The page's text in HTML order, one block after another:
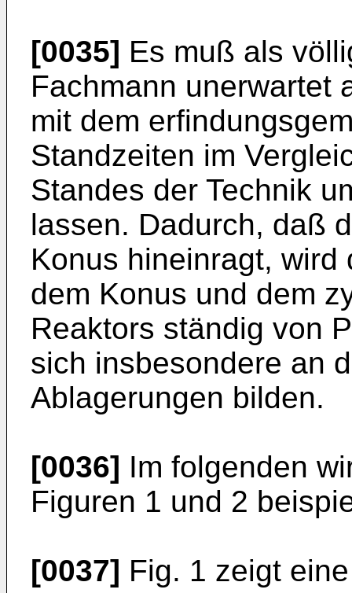
[0035] Es muß als
Fachmann unerwartet
mit dem
Standzeiten im
Standes der Technik
lassen. Dadurch, daß
Konus hineinragt,
dem Konus und dem
Reaktors ständig von
sich insbesondere an
Ablagerungen bilden.
[0036] Im folgenden
Figuren 1 und 2
[0037] Fig. 1 zeigt